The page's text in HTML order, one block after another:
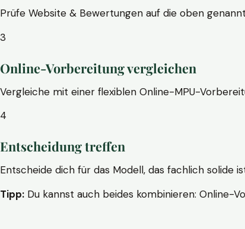
Prüfe Website & Bewertungen auf die oben
3
Online-Vorbereitung vergleichen
Vergleiche mit einer flexiblen Online-MPU-
4
Entscheidung treffen
Entscheide dich für das Modell, das fachlich solide
Tipp: Du kannst auch beides kombinieren: Online-